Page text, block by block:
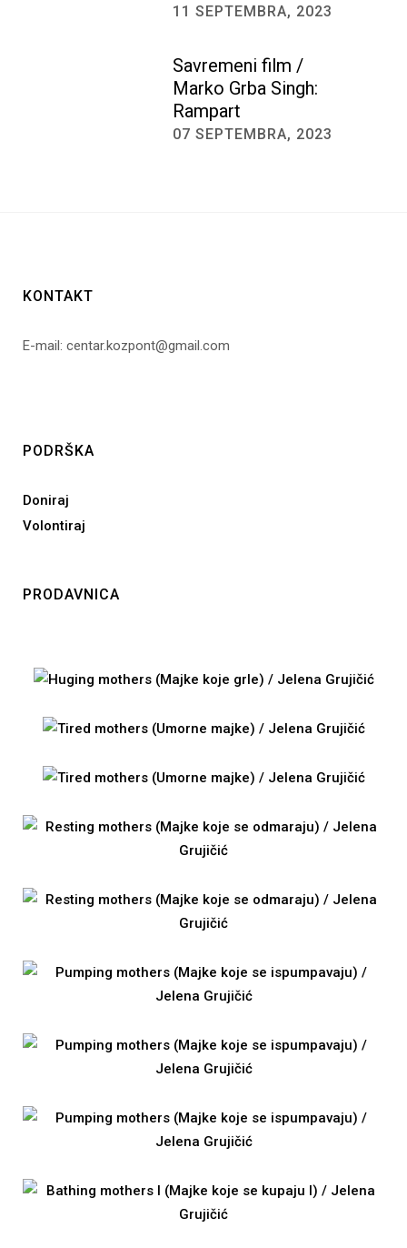
11 SEPTEMBRA, 2023
Savremeni film /
Marko Grba Singh:
Rampart
07 SEPTEMBRA, 2023
KONTAKT
E-mail: centar.kozpont@gmail.com
PODRŠKA
Doniraj
Volontiraj
PRODAVNICA